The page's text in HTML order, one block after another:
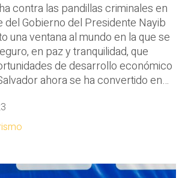
contra las pandillas criminales en
Gobierno del Presidente Nayib
una ventana al mundo en la que se
en paz y tranquilidad, que
de desarrollo económico
ahora se ha convertido en…